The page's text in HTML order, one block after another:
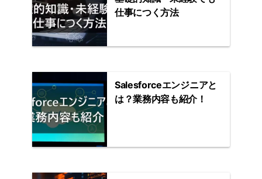
仕事につく方法
Salesforceエンジニアと
は？業務内容も紹介！